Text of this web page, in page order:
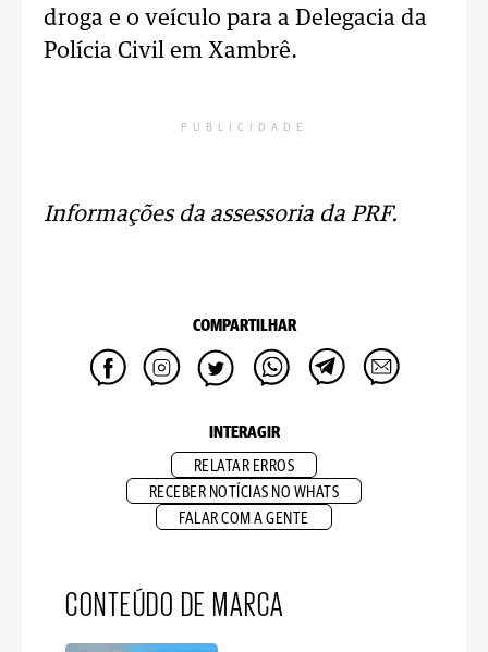
droga e o veículo para a Delegacia da
Polícia Civil em Xambrê.
PUBLICIDADE
Informações da assessoria da PRF.
COMPARTILHAR
INTERAGIR
RELATAR ERROS
RECEBER NOTÍCIAS NO WHATS
FALAR COM A GENTE
CONTEÚDO DE MARCA